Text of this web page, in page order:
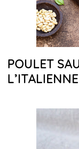
POULET
L’ITALIENNE